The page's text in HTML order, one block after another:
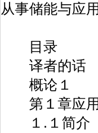
从事储能与应
目录
译者的话
概论１
第１章应用
１.１简介